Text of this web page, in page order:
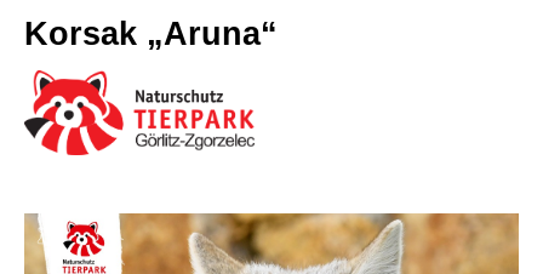
Korsak „Aruna“